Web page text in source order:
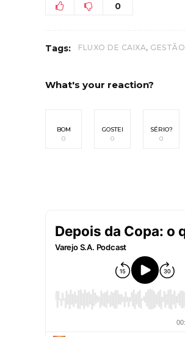
0
Tags: FLUXO DE CAIXA, GESTÃO
What's your reaction?
BOM
0
GOSTEI
0
SÉRIO?
0